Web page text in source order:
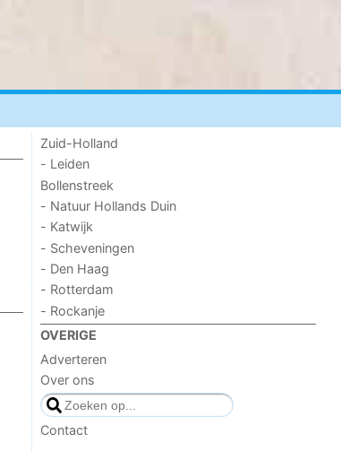
Zuid-Holland
- Leiden
Bollenstreek
- Natuur Hollands Duin
- Katwijk
- Scheveningen
- Den Haag
- Rotterdam
- Rockanje
OVERIGE
Adverteren
Over ons
Contact